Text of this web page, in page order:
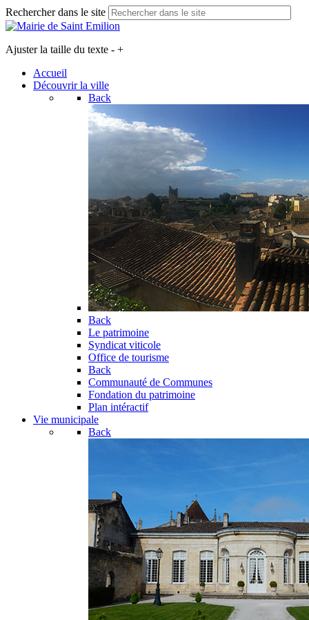
Rechercher dans le site
Ajuster la taille du texte - +
Accueil
Découvrir la ville
Back
Back
Le patrimoine
Syndicat viticole
Office de tourisme
Back
Communauté de Communes
Fondation du patrimoine
Plan intéractif
Vie municipale
Back